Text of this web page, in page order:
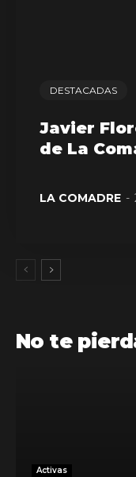
DESTACADAS
Javier
de La
LA COMADRE -
No te
Activas